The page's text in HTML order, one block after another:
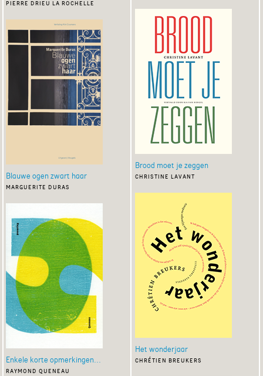
pierre drieu la rochelle
Blauwe ogen zwart haar
marguerite duras
Enkele korte opmerkingen...
raymond queneau
Brood moet je zeggen
christine lavant
Het wonderjaar
chrétien breukers